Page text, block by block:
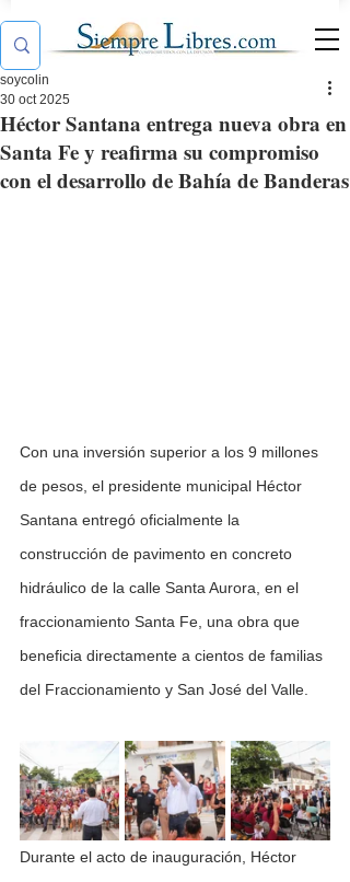
Héctor Santana entrega nueva obra en
Santa Fe y reafirma su compromiso
con el desarrollo de Bahía de Banderas
soycolin
30 oct 2025
Con una inversión superior a los 9 millones
de pesos, el presidente municipal Héctor
Santana entregó oficialmente la
construcción de pavimento en concreto
hidráulico de la calle Santa Aurora, en el
fraccionamiento Santa Fe, una obra que
beneficia directamente a cientos de familias
del Fraccionamiento y San José del Valle.
Durante el acto de inauguración, Héctor